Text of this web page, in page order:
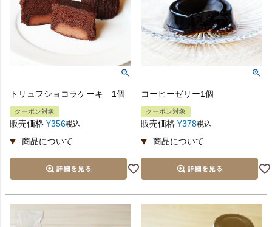
トリュフショコラケーキ 1個
クーポン対象
販売価格 ¥356税込
コーヒーゼリー1個
クーポン対象
販売価格 ¥378税込